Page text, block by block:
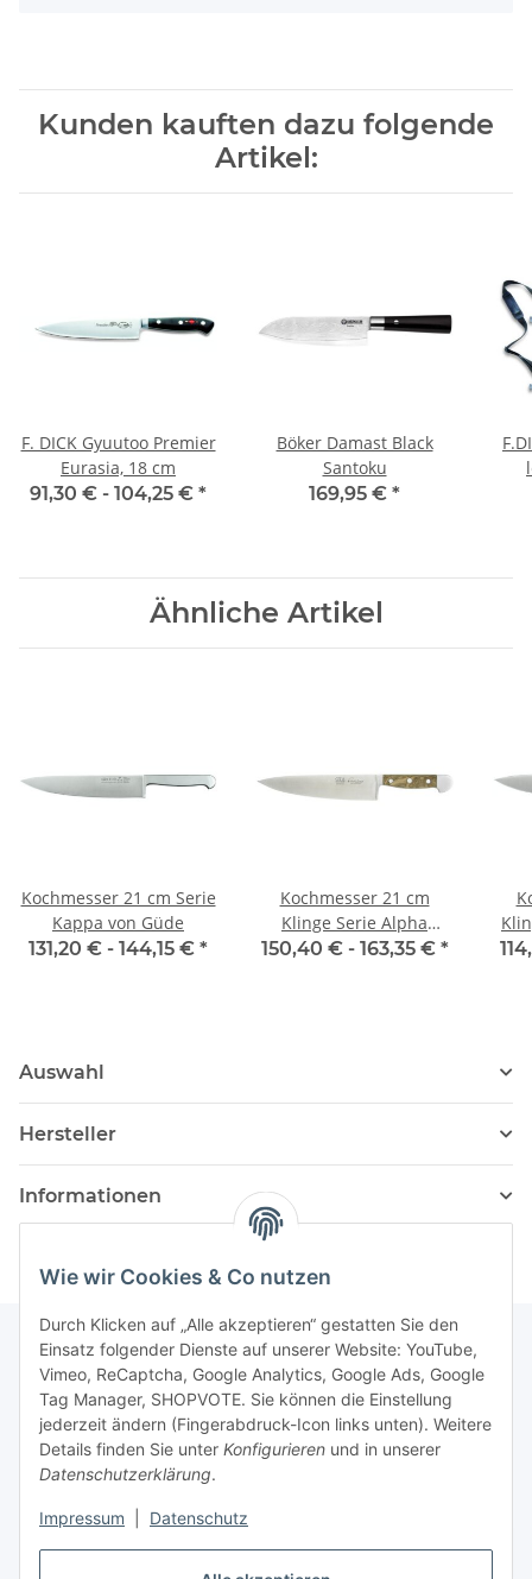
Wie wir Cookies & Co nutzen
Durch Klicken auf „Alle akzeptieren“ gestatten Sie den
Einsatz folgender Dienste auf unserer Website: YouTube,
Vimeo, ReCaptcha, Google Analytics, Google Ads, Google
Tag Manager, SHOPVOTE. Sie können die Einstellung
jederzeit ändern (Fingerabdruck-Icon links unten). Weitere
Details finden Sie unter Konfigurieren und in unserer
Datenschutzerklärung.
Impressum Datenschutz
Kunden kauften dazu folgende
Artikel:
F. DICK Gyuutoo Premier
Eurasia, 18 cm
91,30 € - 104,25 € *
Böker Damast Black
Santoku
169,95 € *
Ähnliche Artikel
Kochmesser 21 cm Serie
Kappa von Güde
131,20 € - 144,15 € *
Kochmesser 21 cm
Klinge Serie Alpha
Faßeiche von Güde
150,40 € - 163,35 € *
Auswahl
Hersteller
Informationen
Newsletter Abonnieren
Bitte senden Sie mir entsprechend Ihrer
Datenschutzerklärungregelmäßig und jederzeit widerruflich
Abonnieren